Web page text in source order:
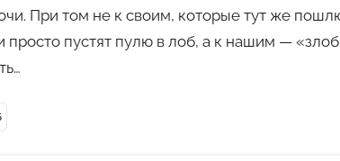
При том не к своим, которые тут же
просто пустят пулю в лоб, а к нашим —